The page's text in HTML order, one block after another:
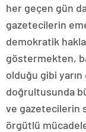
her geçen gün
gazetecilerin
demokratik
göstermekten,
olduğu gibi
doğrultusunda
ve gazetecilerin
örgütlü